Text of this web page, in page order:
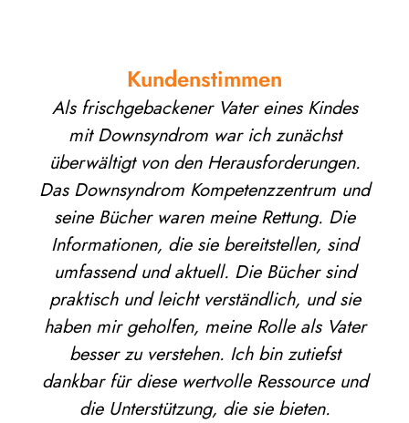
Kundenstimmen
Als frischgebackener Vater eines Kindes
mit Downsyndrom war ich zunächst
überwältigt von den Herausforderungen.
Das Downsyndrom Kompetenzzentrum und
seine Bücher waren meine Rettung. Die
Informationen, die sie bereitstellen, sind
umfassend und aktuell. Die Bücher sind
praktisch und leicht verständlich, und sie
haben mir geholfen, meine Rolle als Vater
besser zu verstehen. Ich bin zutiefst
dankbar für diese wertvolle Ressource und
die Unterstützung, die sie bieten.